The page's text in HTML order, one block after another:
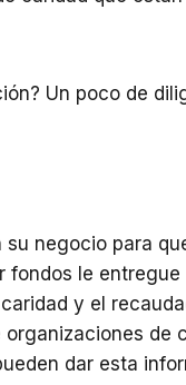
Un poco de
su negocio para
fondos le
y el
de
dar esta